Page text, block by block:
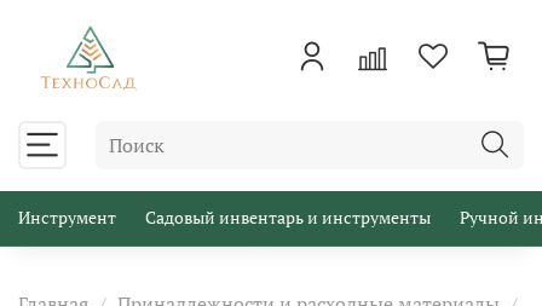
Инструмент Садовый инвентарь и инструменты Ручной